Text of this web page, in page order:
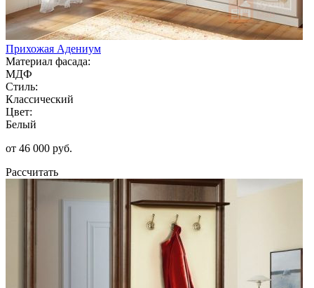
Прихожая Адениум
Материал фасада:
МДФ
Стиль:
Классический
Цвет:
Белый
от 46 000 руб.
Рассчитать